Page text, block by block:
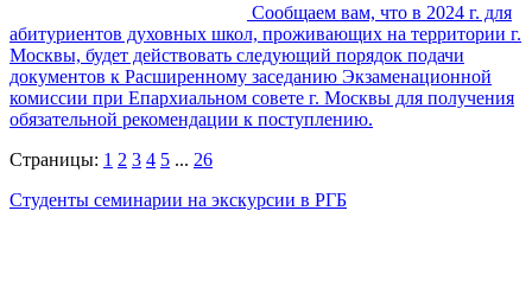
Сообщаем вам, что в 2024 г. для
абитуриентов духовных школ, проживающих на территории г.
Москвы, будет действовать следующий порядок подачи
документов к Расширенному заседанию Экзаменационной
комиссии при Епархиальном совете г. Москвы для получения
обязательной рекомендации к поступлению.
Страницы: 1 2 3 4 5 ... 26
Студенты семинарии на экскурсии в РГБ